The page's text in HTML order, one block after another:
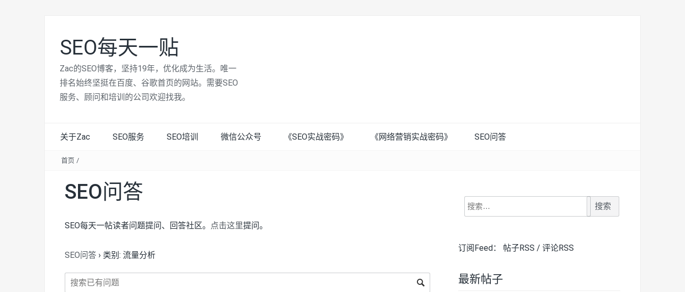
SEO每天一贴
Zac的SEO博客，坚持19年，优化成为生活。唯一
排名始终坚挺在百度、谷歌首页的网站。需要SEO
服务、顾问和培训的公司欢迎找我。
关于Zac SEO服务 SEO培训 微信公众号 《SEO实战密码》 《网络营销实战密码》 SEO问答
首页 /
SEO问答
SEO每天一帖读者问题提问、回答社区。 点击这里提问。
SEO问答 › 类别: 流量分析
搜
索：
订阅Feed： 帖子RSS / 评论RSS
最新帖子